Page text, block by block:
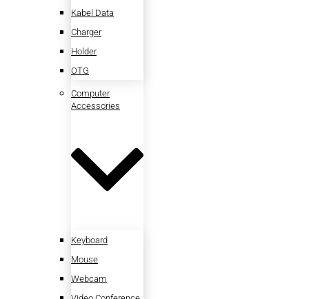
Kabel Data
Charger
Holder
OTG
Computer
Accessories
Keyboard
Mouse
Webcam